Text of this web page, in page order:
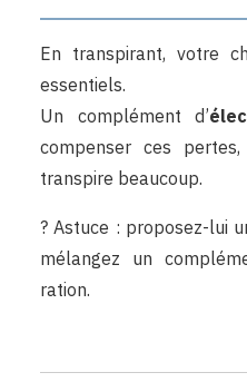
En transpirant, votre
essentiels.
Un complément d’
compenser ces
transpire beaucoup.
? Astuce : proposez-lui
mélangez un
ration.